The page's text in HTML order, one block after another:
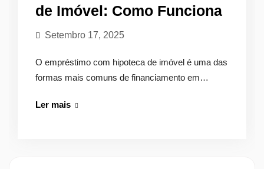
de Imóvel: Como Funciona
Setembro 17, 2025
O empréstimo com hipoteca de imóvel é uma das
formas mais comuns de financiamento em…
Ler maisEmpréstimo